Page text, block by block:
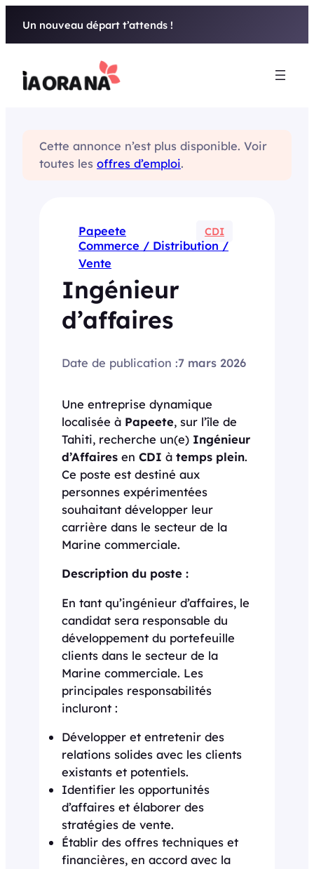
Un nouveau départ t’attends !
Cette annonce n’est plus disponible. Voir
toutes les offres d’emploi.
Papeete CDI
Commerce / Distribution /
Vente
Ingénieur
d’affaires
Date de publication :7 mars 2026
Une entreprise dynamique
localisée à Papeete, sur l’île de
Tahiti, recherche un(e) Ingénieur
d’Affaires en CDI à temps plein.
Ce poste est destiné aux
personnes expérimentées
souhaitant développer leur
carrière dans le secteur de la
Marine commerciale.
Description du poste :
En tant qu’ingénieur d’affaires, le
candidat sera responsable du
développement du portefeuille
clients dans le secteur de la
Marine commerciale. Les
principales responsabilités
incluront :
Développer et entretenir des
relations solides avec les clients
existants et potentiels.
Identifier les opportunités
d’affaires et élaborer des
stratégies de vente.
Établir des offres techniques et
financières, en accord avec la